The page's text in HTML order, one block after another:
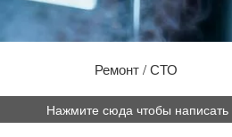
Ремонт / СТО
Нажмите сюда чтобы